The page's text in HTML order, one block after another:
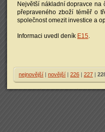
Největší nákladní dopravce na
přepraveného zboží téměř o
společnost omezit investice a
Informaci uvedl deník E15.
nejnovější | novější | 226 | 227 |